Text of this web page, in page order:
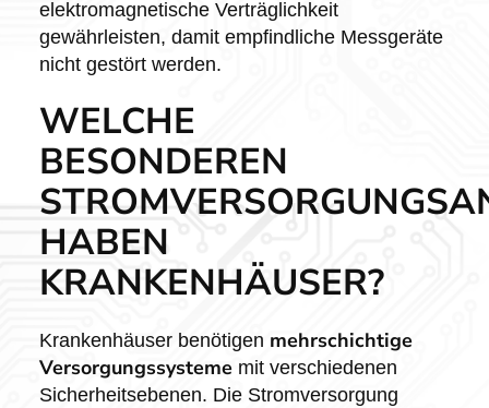
elektromagnetische Verträglichkeit
gewährleisten, damit empfindliche Messgeräte
nicht gestört werden.
WELCHE
BESONDEREN
HABEN
KRANKENHÄUSER?
Krankenhäuser benötigen mehrschichtige
Versorgungssystememit verschiedenen
Sicherheitsebenen. Die Stromversorgung